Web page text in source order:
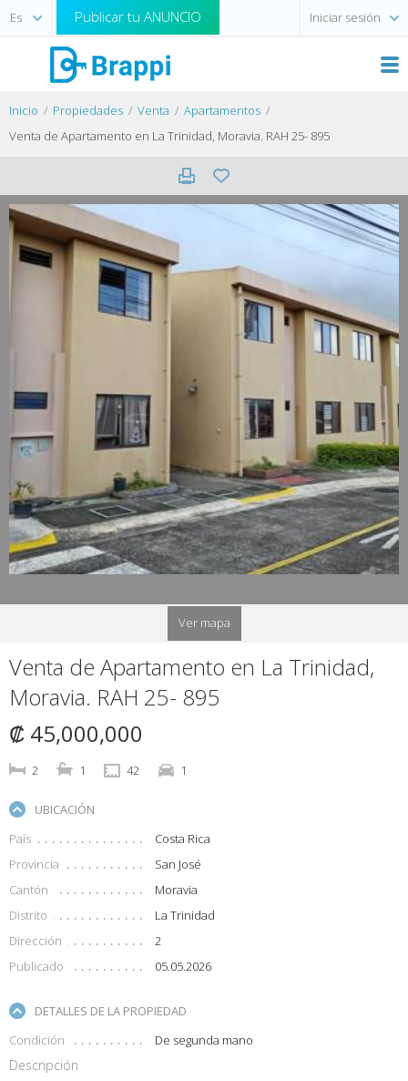
Publicar tu ANUNCIO Iniciar sesión
Inicio Propiedades Venta
Apartamentos
Venta de Apartamento en La Trinidad, Moravia. RAH 25- 895
Ver mapa
Venta de Apartamento en La Trinidad,
Moravia. RAH 25- 895
₡ 45,000,000
2 1 42 1
UBICACIÓN
País
Costa Rica
Provincia
San José
Cantón
Moravia
Distrito
La Trinidad
Dirección
2
Publicado
05.05.2026
DETALLES DE LA PROPIEDAD
Condición
De segunda mano
Descripción